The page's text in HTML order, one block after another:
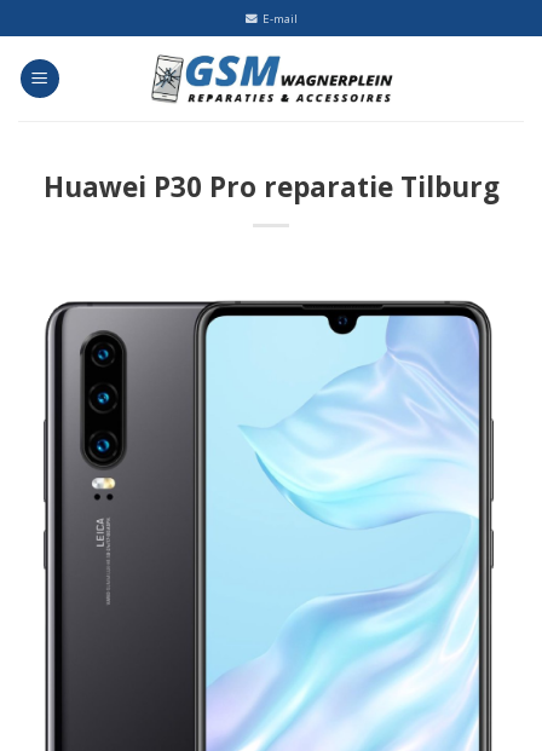
to
content
E-mail
Huawei P30 Pro reparatie Tilburg